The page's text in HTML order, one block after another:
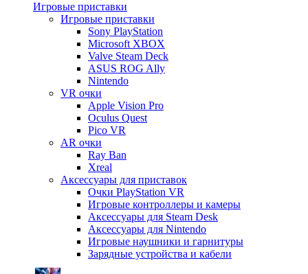
Игровые приставки
Игровые приставки
Sony PlayStation
Microsoft XBOX
Valve Steam Deck
ASUS ROG Ally
Nintendo
VR очки
Apple Vision Pro
Oculus Quest
Pico VR
AR очки
Ray Ban
Xreal
Аксессуары для приставок
Очки PlayStation VR
Игровые контроллеры и камеры
Аксессуары для Steam Desk
Аксессуары для Nintendo
Игровые наушники и гарнитуры
Зарядные устройства и кабели